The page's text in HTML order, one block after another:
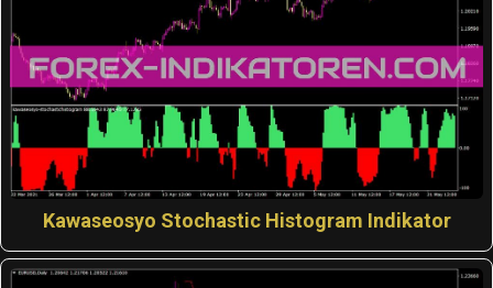
Kawaseosyo Stochastic Histogram Indikator